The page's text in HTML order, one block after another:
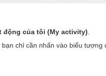
động của tôi (My activity)
chỉ cần nhấn vào biểu